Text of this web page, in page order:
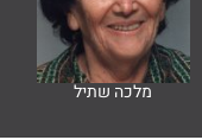
מלכה שתיל